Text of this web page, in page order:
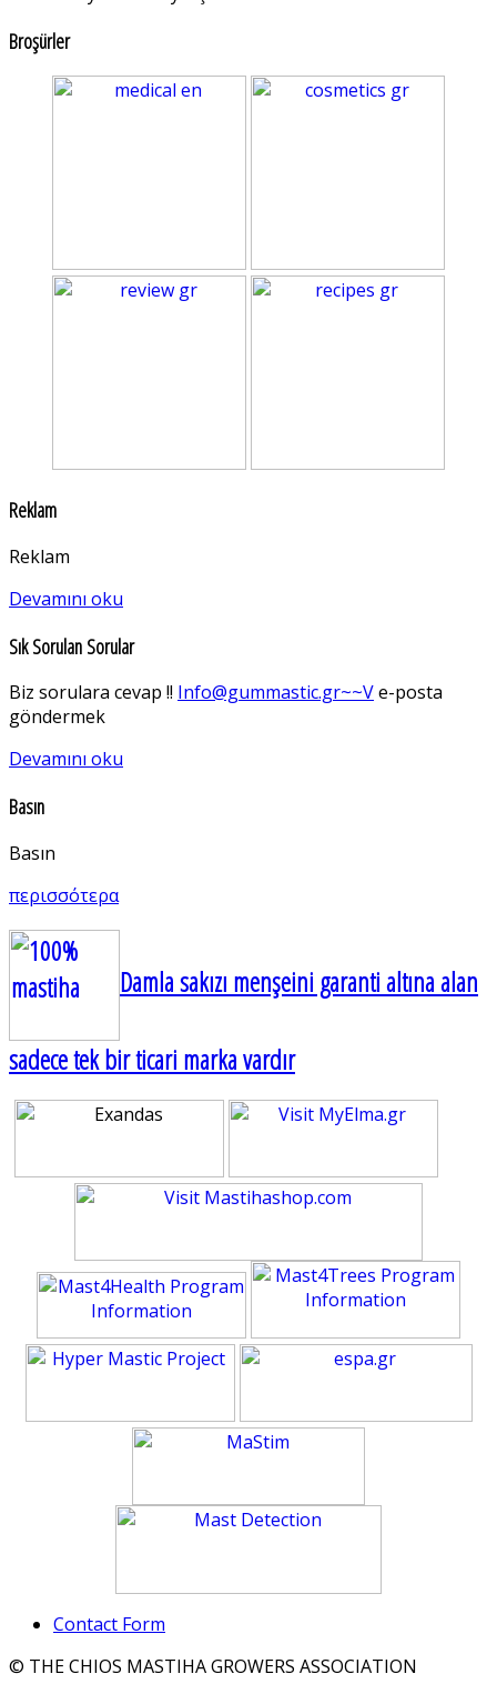
Broşürler
Reklam
Reklam
Devamını oku
Sık Sorulan Sorular
Biz sorulara cevap !! Info@gummastic.gr~~Ve-posta
göndermek
Devamını oku
Basın
Basın
περισσότερα
Damla sakızı menşeini garanti altına alan
sadece tek bir ticari marka vardır
Contact Form
© THE CHIOS MASTIHA GROWERS ASSOCIATION